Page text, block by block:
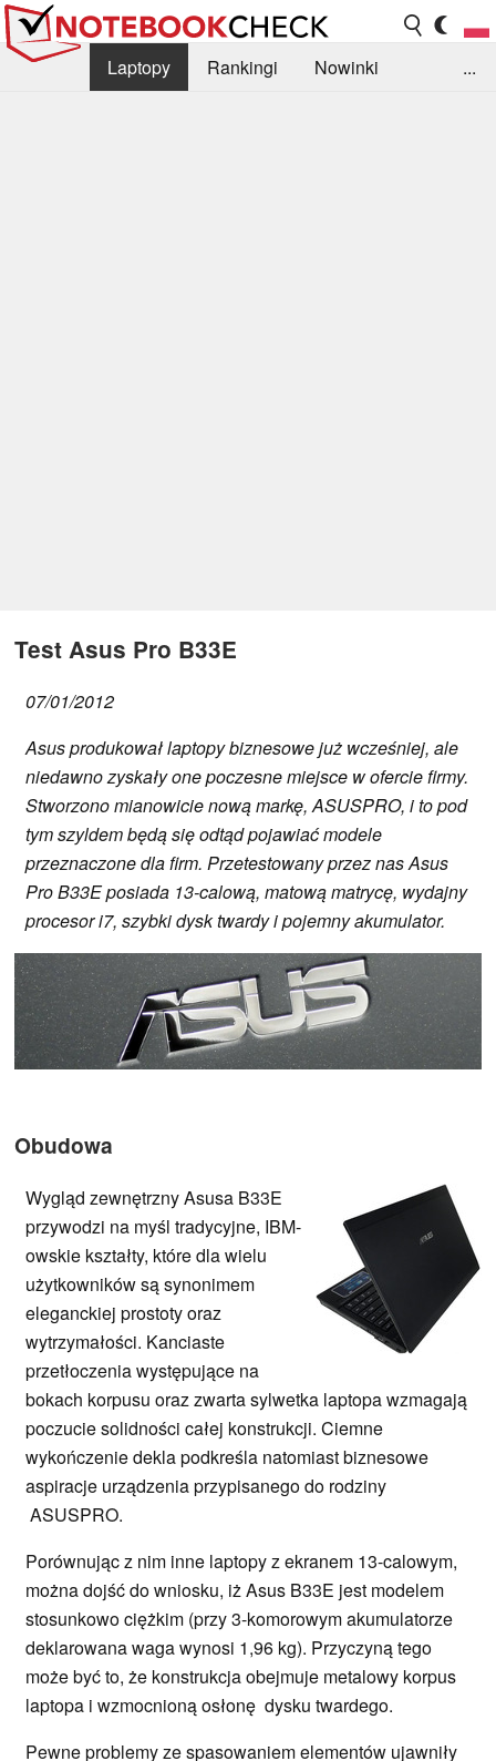
Laptopy Rankingi
Nowinki
...
Test Asus Pro B33E
07/01/2012
Asus produkował laptopy biznesowe już wcześniej, ale
niedawno zyskały one poczesne miejsce w ofercie firmy.
Stworzono mianowicie nową markę, ASUSPRO, i to pod
tym szyldem będą się odtąd pojawiać modele
przeznaczone dla firm. Przetestowany przez nas Asus
Pro B33E posiada 13-calową, matową matrycę, wydajny
procesor i7, szybki dysk twardy i pojemny akumulator.
Obudowa
Wygląd zewnętrzny Asusa B33E
przywodzi na myśl tradycyjne, IBM-
owskie kształty, które dla wielu
użytkowników są synonimem
eleganckiej prostoty oraz
wytrzymałości. Kanciaste
przetłoczenia występujące na
bokach korpusu oraz zwarta sylwetka laptopa wzmagają
poczucie solidności całej konstrukcji. Ciemne
wykończenie dekla podkreśla natomiast biznesowe
aspiracje urządzenia przypisanego do rodziny
ASUSPRO.
Porównując z nim inne laptopy z ekranem 13-calowym,
można dojść do wniosku, iż Asus B33E jest modelem
stosunkowo ciężkim (przy 3-komorowym akumulatorze
deklarowana waga wynosi 1,96 kg). Przyczyną tego
może być to, że konstrukcja obejmuje metalowy korpus
laptopa i wzmocnioną osłonę dysku twardego.
Pewne problemy ze spasowaniem elementów ujawniły